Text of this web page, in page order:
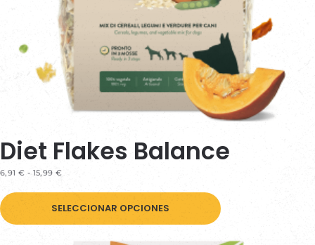
Diet Flakes Balance
6,91 € - 15,99€RANGO
PRECIOS:
DESDE
SELECCIONAR OPCIONES
producto